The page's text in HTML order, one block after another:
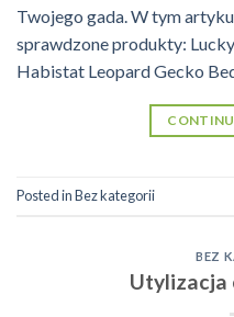
Twojego gada. W tym
sprawdzone produkty:
Habistat Leopard Gecko
Posted inBez kategorii
BEZ
Utylizacja